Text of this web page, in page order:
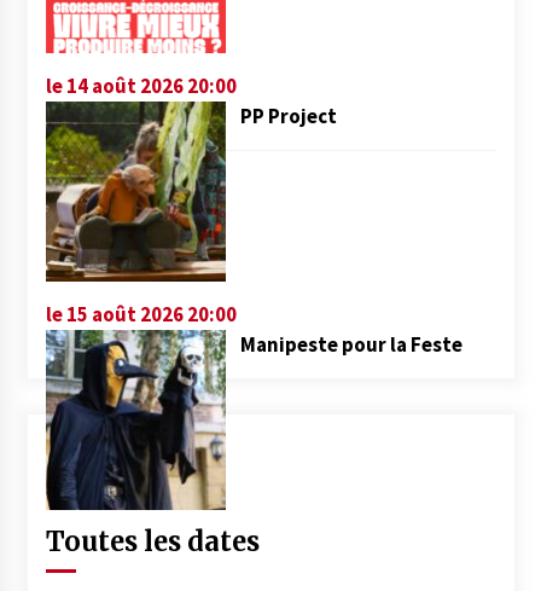
le 14 août 2026 20:00
PP Project
le 15 août 2026 20:00
Manipeste pour la Feste
Toutes les dates